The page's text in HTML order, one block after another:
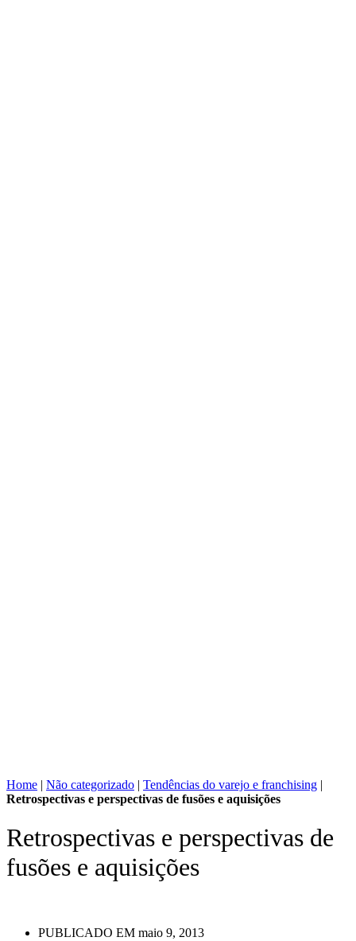
Home | Não categorizado | Tendências do varejo e franchising |
Retrospectivas e perspectivas de fusões e aquisições
Retrospectivas e perspectivas de
fusões e aquisições
PUBLICADO EM maio 9, 2013